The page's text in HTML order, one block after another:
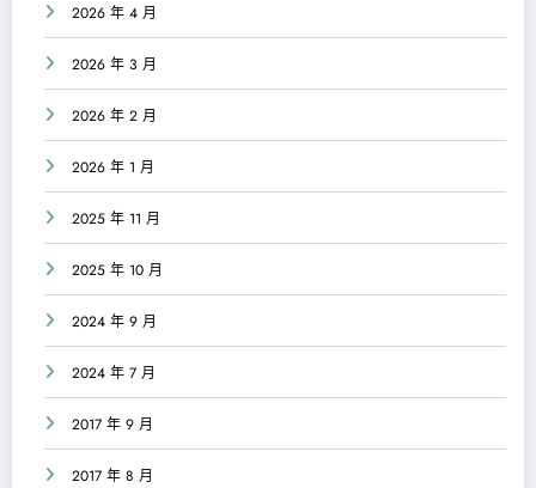
2026 年 4 月
2026 年 3 月
2026 年 2 月
2026 年 1 月
2025 年 11 月
2025 年 10 月
2024 年 9 月
2024 年 7 月
2017 年 9 月
2017 年 8 月